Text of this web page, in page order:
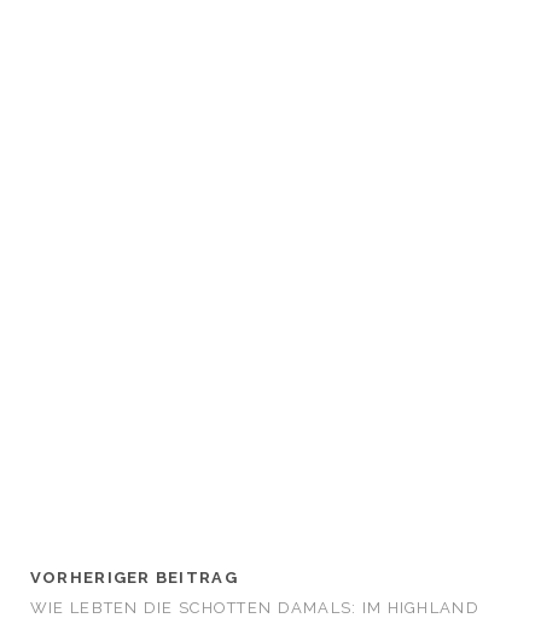
VORHERIGER BEITRAG
WIE LEBTEN DIE SCHOTTEN DAMALS: IM HIGHLAND